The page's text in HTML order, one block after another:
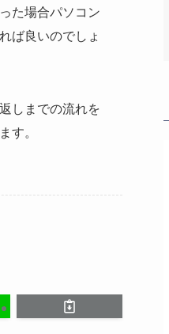
た場合パソコン
ば良いのでしょ
しまでの流れを
す。